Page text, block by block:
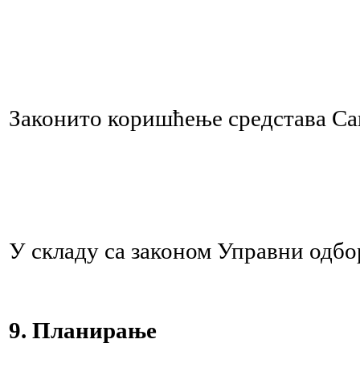
Законито коришћење средстава
У складу са законом Управни
9. Планирање